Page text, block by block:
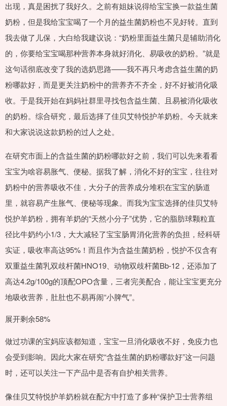
出现，真是困扰了我好久。之前有姐妹说得给宝宝换一款益生菌
奶粉，但是我给宝宝喝了一个月的益生菌奶粉也不见好转。直到
我去做了儿保，大白给我建议说：“奶粉里面益生菌只是辅助消化
的，你要给宝宝喝那种营养本身就好消化、易吸收的奶粉。”就是
这句话彻底改变了我的选奶思路——我不再只考虑含益生菌的奶
粉哪款好，而是更关注奶粉中的营养齐不齐全，好不好被消化吸
收。于是我开始在妈妈社群里寻找包含益生菌、且易被消化吸收
的奶粉。综合研究，最后选择了佳贝艾特悦护羊奶粉。今天就来
和大家说说这款奶粉的过人之处。
在研究市面上的含益生菌的奶粉哪款好之前，我们可以先来看看
宝宝为啥容易胀气、便秘。据我了解，消化不好的宝宝，往往对
奶粉中的营养吸收不佳，大分子的营养成分堆积在宝宝的肠道
里，就容易产生胀气、便秘等现象。而我为宝宝选择的佳贝艾特
悦护羊奶粉，拥有羊奶的“天然小分子”优势，它的脂肪球颗粒直
径比牛奶约小1/3，大大减轻了宝宝肠胃消化营养的负担，经科研
实证，吸收率高达95%！而且作为含益生菌奶粉，悦护不仅含有
双重益生菌乳双歧杆菌HNO19、动物双歧杆菌Bb-12，还添加了
高达4.2g/100g的顶配OPO含量，三者完美配合，能让宝宝更充分
地吸收营养，肚肚也不易再闹“小脾气”。
展开剩余58%
做过功课的宝妈应该都知道，宝宝一旦消化吸收不好，免疫力也
会受到影响。因此大家在研究“含益生菌的奶粉哪款好”这一问题
时，还可以关注一下产品中是否有自护相关营养。
像佳贝艾特悦护羊奶粉就在配方中打造了多种“保护卫士营养组